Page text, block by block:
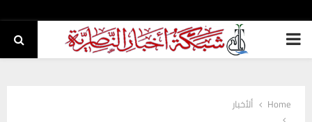
PRIMARY
Home
ألأخبار